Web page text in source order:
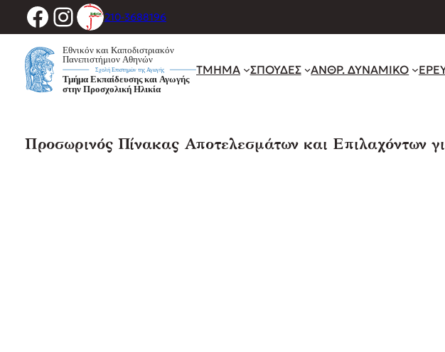
Μετάβαση
περιεχόμενο
Facebook
Instagram
210-3688196
ΤΜΗΜΑ ΣΠΟΥΔΕΣ ΑΝΘΡ. ΔΥΝΑΜΙΚΟ
Προσωρινός Πίνακας Αποτελεσμάτων και Επιλαχόντων